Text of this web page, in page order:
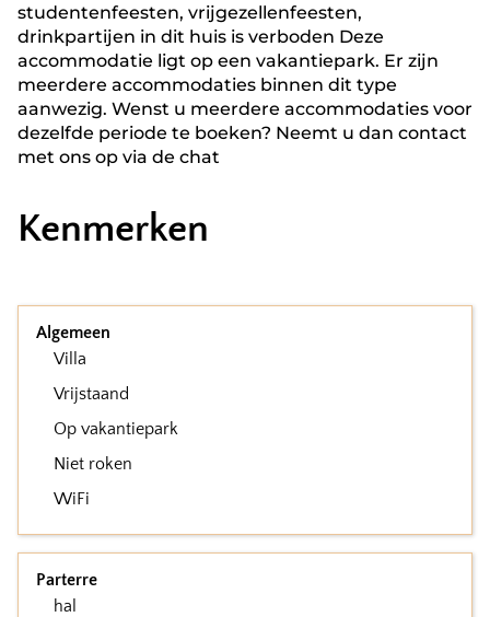
studentenfeesten, vrijgezellenfeesten,
drinkpartijen in dit huis is verboden Deze
accommodatie ligt op een vakantiepark. Er zijn
meerdere accommodaties binnen dit type
aanwezig. Wenst u meerdere accommodaties voor
dezelfde periode te boeken? Neemt u dan contact
met ons op via de chat
Kenmerken
Algemeen
Villa
Vrijstaand
Op vakantiepark
Niet roken
WiFi
Parterre
hal